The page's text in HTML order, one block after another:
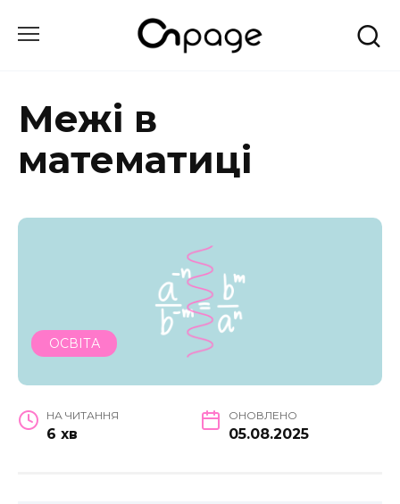
до
Межі в
математиці
ОСВІТА
НА ЧИТАННЯ
6 хв
ОНОВЛЕНО
05.08.2025